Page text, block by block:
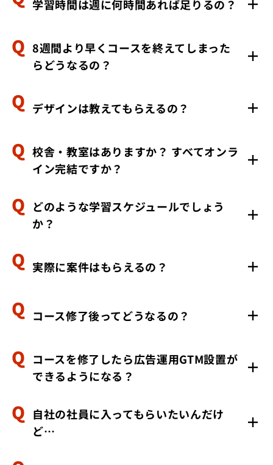
学習時間は週に何時間あれば足りるの？
学習時間は、LP制作コース：週15時間、HP制作コー
ス：20時間が目安です。（習熟度によって前後します）
8週間より早くコースを終えてしまった
らどうなるの？
個人に合わせて特別講習をご用意いたしますので、ご安
デザインは教えてもらえるの？
開発を学んでいただく講座のためデザインに関する授業
はございませんが、LP・HPを制作するデザインはお渡
校舎・教室はありますか？ すべてオンラ
イン完結ですか？
はい、すべてオンラインで完結します。このため、地方
から受講される方も多くいらっしゃいます。
どのような学習スケジュールでしょう
か？
自由な時間帯でご受講いただけます。面談でのサポート
実際に案件はもらえるの？
約8割の受講生に案件をお渡ししております。ただ、納
コース修了後ってどうなるの？
修了後にも継続的に連絡を取ったり、卒業生同士が交流
する場を設けたりしております。
コースを修了したら広告運用GTM設置が
できるようになる？
はい、実践型のカリキュラム内でHTMLタグの知識が身
につくため、問題なくGTMを設置できるようになりま
自社の社員に入ってもらいたいんだけ
ど…